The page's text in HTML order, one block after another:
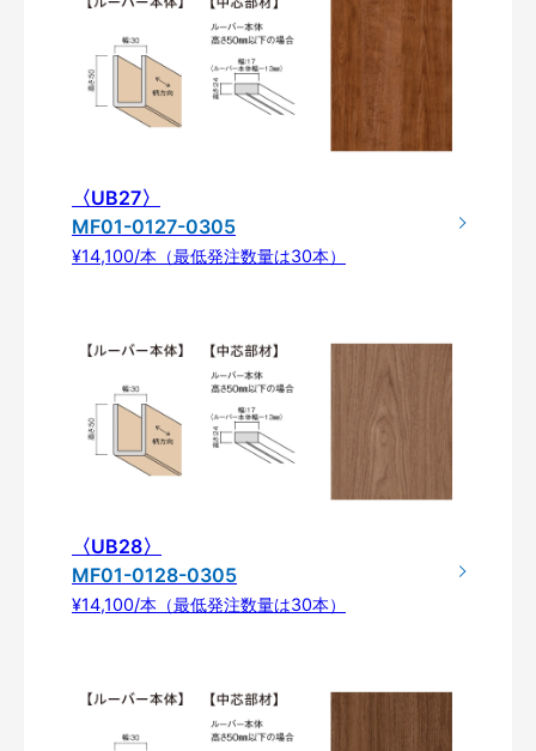
〈UB27〉
MF01-0127-0305
¥14,100/本（最低発注数量は30本）
〈UB28〉
MF01-0128-0305
¥14,100/本（最低発注数量は30本）